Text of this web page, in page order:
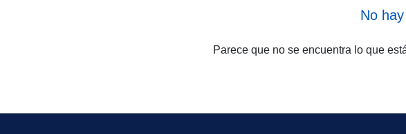
No
Parece que no se encuentra lo que